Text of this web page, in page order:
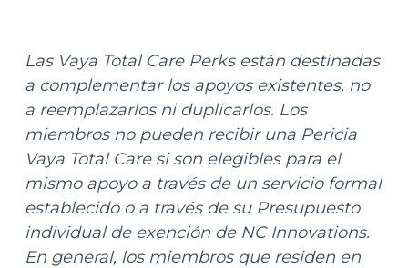
Las Vaya Total Care Perks están destinadas
a complementar los apoyos existentes, no
a reemplazarlos ni duplicarlos. Los
miembros no pueden recibir una Pericia
Vaya Total Care si son elegibles para el
mismo apoyo a través de un servicio formal
establecido o a través de su Presupuesto
individual de exención de NC Innovations.
En general, los miembros que residen en